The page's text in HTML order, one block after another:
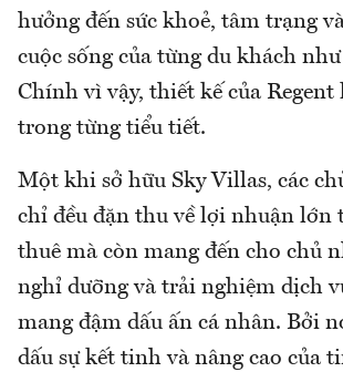
hưởng đến sức khoẻ, tâm trạng
cuộc sống của từng du khách
Chính vì vậy, thiết kế của Regent
trong từng tiểu tiết.
Một khi sở hữu Sky Villas, các
chỉ đều đặn thu về lợi nhuận lớn
thuê mà còn mang đến cho chủ
nghỉ dưỡng và trải nghiệm dịch
mang đậm dấu ấn cá nhân. Bởi
dấu sự kết tinh và nâng cao của